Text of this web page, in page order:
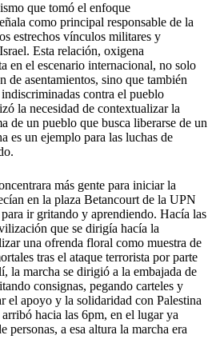
que tomó el enfoque
como principal responsable de la
estrechos vínculos militares y
Esta relación, oxigena
en el escenario internacional, no solo
de asentamientos, sino que también
contra el pueblo
la necesidad de contextualizar la
de un pueblo que busca liberarse de un
es un ejemplo para las luchas de
más gente para iniciar la
en la plaza Betancourt de la UPN
ir gritando y aprendiendo. Hacía las
que se dirigía hacía la
una ofrenda floral como muestra de
tras el ataque terrorista por parte
la marcha se dirigió a la embajada de
consignas, pegando carteles y
el apoyo y la solidaridad con Palestina
hacia las 6pm, en el lugar ya
personas, a esa altura la marcha era